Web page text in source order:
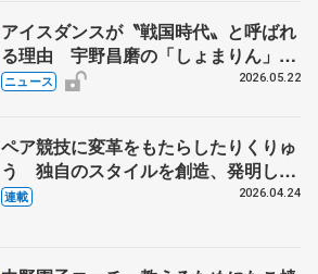
アイスダンスが〝戦国時代〟と呼ばれ
る理由 宇野昌磨の「しょまりん」ら
実力者が相次いで参戦 国内の競争激
ニュース 2026.05.22
ペア競技に変革をもたらしたりくりゅ
う 独自のスタイルを創造、発明した
【引退発表後②】
連載 2026.04.24